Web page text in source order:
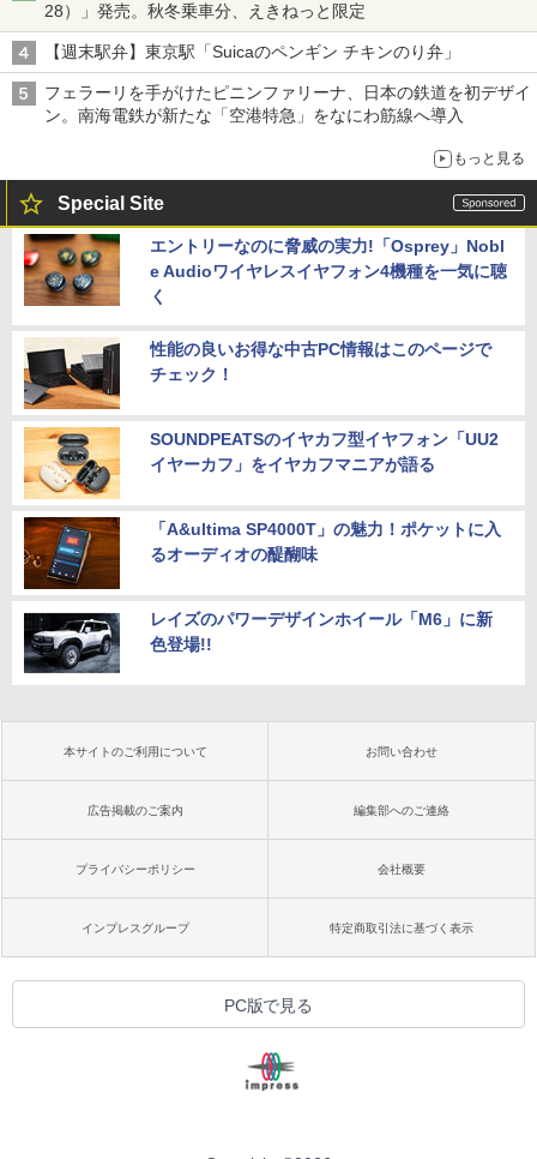
28）」発売。秋冬乗車分、えきねっと限定
【週末駅弁】東京駅「Suicaのペンギン チキンのり弁」
フェラーリを手がけたピニンファリーナ、日本の鉄道を初デザイ
ン。南海電鉄が新たな「空港特急」をなにわ筋線へ導入
もっと見る
Special Site
エントリーなのに脅威の実力!「Osprey」Nobl
e Audioワイヤレスイヤフォン4機種を一気に聴
く
性能の良いお得な中古PC情報はこのページで
チェック！
SOUNDPEATSのイヤカフ型イヤフォン「UU2
イヤーカフ」をイヤカフマニアが語る
「A&ultima SP4000T」の魅力！ポケットに入
るオーディオの醍醐味
レイズのパワーデザインホイール「M6」に新
色登場!!
本サイトのご利用について お問い合わせ
広告掲載のご案内 編集部へのご連絡
プライバシーポリシー 会社概要
インプレスグループ 特定商取引法に基づく表示
PC版で見る